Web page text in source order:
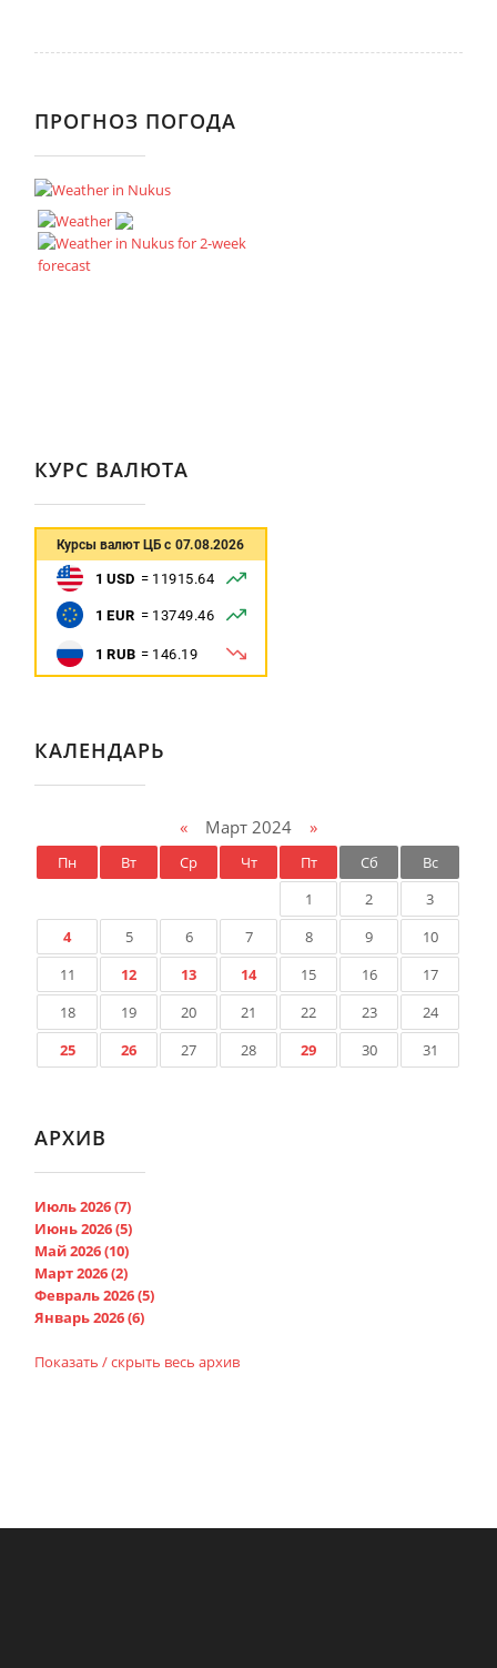
ПРОГНОЗ ПОГОДА
КУРС ВАЛЮТА
КАЛЕНДАРЬ
«Март 2024 »
Пн Вт Ср Чт Пт Сб
Вс
1
2
3
4
5 6 7 8 9
10
11
12 13 14 15 16
17
18
19 20 21 22 23
24
25
26 27 28 29 30 31
АРХИВ
Июль 2026 (7)
Июнь 2026 (5)
Май 2026 (10)
Март 2026 (2)
Февраль 2026 (5)
Январь 2026 (6)
Показать / скрыть весь архив